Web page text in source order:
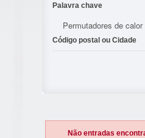
Palavra chave
Código postal ou Cidade
Não entradas